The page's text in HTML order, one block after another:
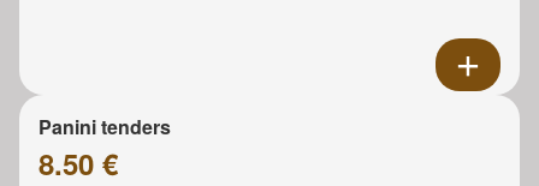
Panini tenders
8.50 €